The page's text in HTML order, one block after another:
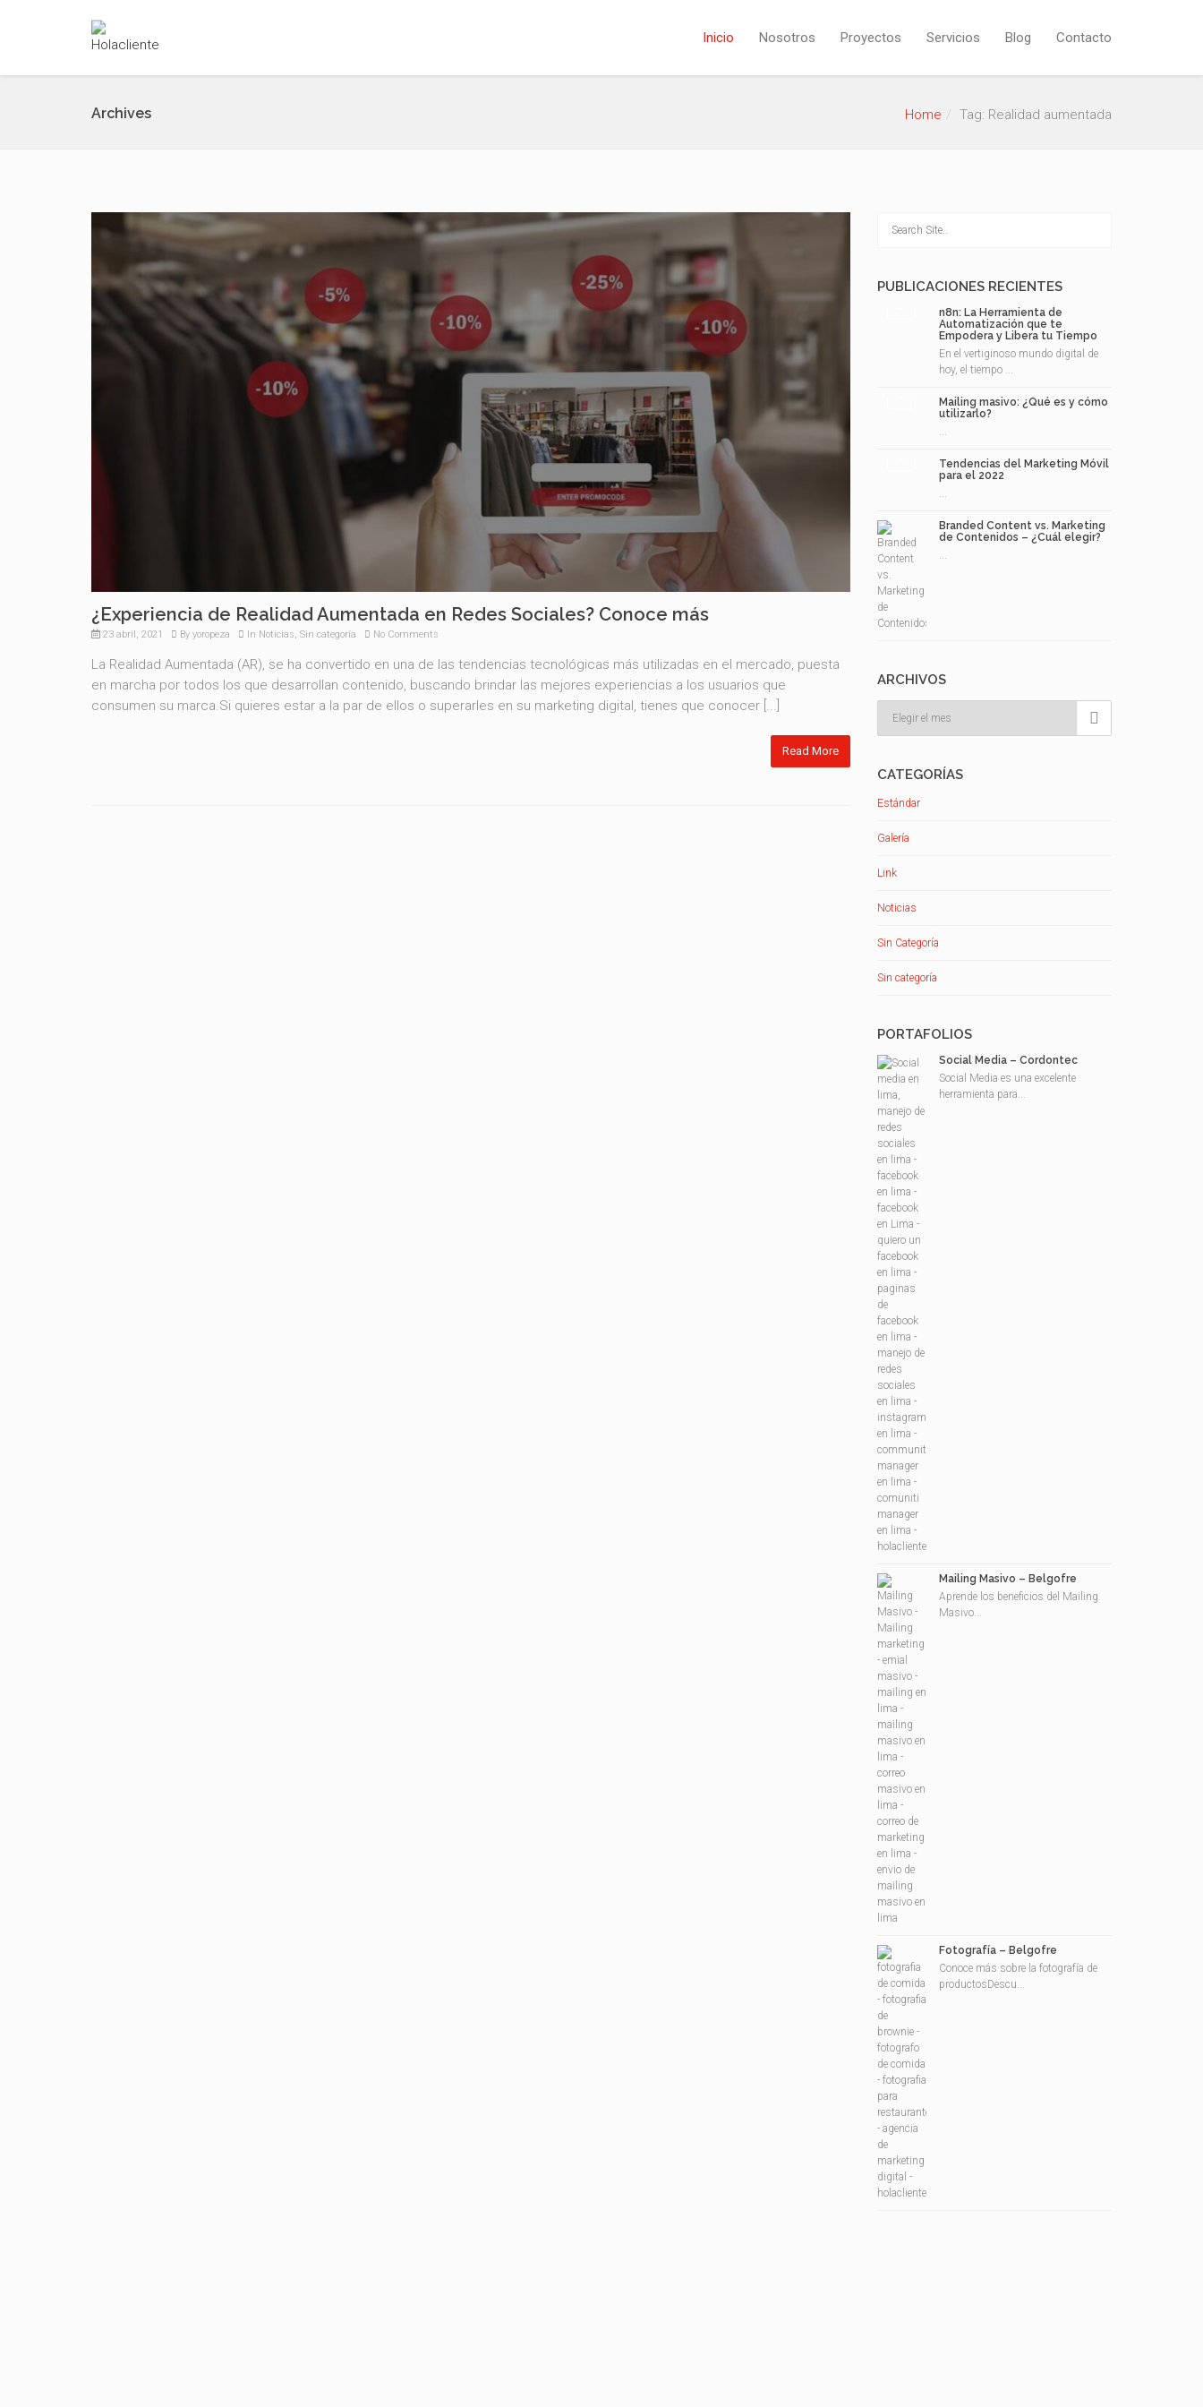
Inicio Nosotros Proyectos Servicios Blog Contacto
Archives Home Tag: Realidad aumentada
¿Experiencia de Realidad Aumentada en Redes Sociales? Conoce más
23 abril, 2021 By yoropeza In Noticias, Sin categoría No Comments
La Realidad Aumentada (AR), se ha convertido en una de las tendencias tecnológicas más utilizadas en el mercado, puesta
en marcha por todos los que desarrollan contenido, buscando brindar las mejores experiencias a los usuarios que
consumen su marca.Si quieres estar a la par de ellos o superarles en su marketing digital, tienes que conocer [...]
Read More
PUBLICACIONES RECIENTES
n8n: La Herramienta de
Automatización que te
Empodera y Libera tu Tiempo
En el vertiginoso mundo digital de
hoy, el tiempo ...
Mailing masivo: ¿Qué es y cómo
utilizarlo?
...
Tendencias del Marketing Móvil
para el 2022
...
Branded Content vs. Marketing
de Contenidos – ¿Cuál elegir?
...
ARCHIVOS

CATEGORÍAS
Estándar
Galería
Link
Noticias
Sin Categoría
Sin categoría
PORTAFOLIOS
Social Media – Cordontec
Social Media es una excelente
herramienta para...
Mailing Masivo – Belgofre
Aprende los beneficios del Mailing
Masivo...
Fotografía – Belgofre
Conoce más sobre la fotografía de
productosDescu...